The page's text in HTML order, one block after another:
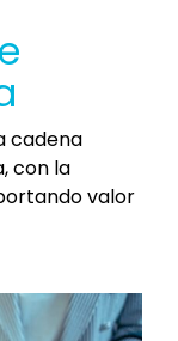
cadena
con la
valor